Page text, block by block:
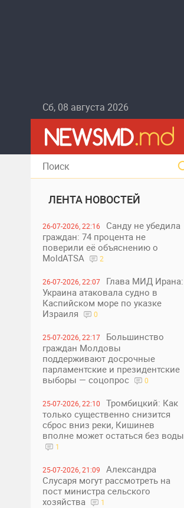
Сб, 08 августа 2026
ЛЕНТА НОВОСТЕЙ
26-07-2026, 22:16
Санду не убедила
граждан: 74 процента не
поверили её объяснению о
MoldATSA
2
26-07-2026, 22:07
Глава МИД Ирана:
Украина атаковала судно в
Каспийском море по указке
Израиля
0
25-07-2026, 22:17
Большинство
граждан Молдовы
поддерживают досрочные
парламентские и президентские
выборы — соцопрос
0
25-07-2026, 22:10
Тромбицкий: Как
только существенно снизится
сброс вниз реки, Кишинев
вполне может остаться без воды
1
25-07-2026, 21:09
Александра
Слусаря могут рассмотреть на
пост министра сельского
хозяйства
1